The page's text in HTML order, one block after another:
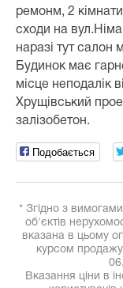
ремонм, 2 кімнати
сходи на
наразі тут салон
Будинок має
місце неподалік
Хрущівський
залізобетон.
Подобається
* Згідно з
об'єктів
вказана в цьому
курсом
Вказання ціни в